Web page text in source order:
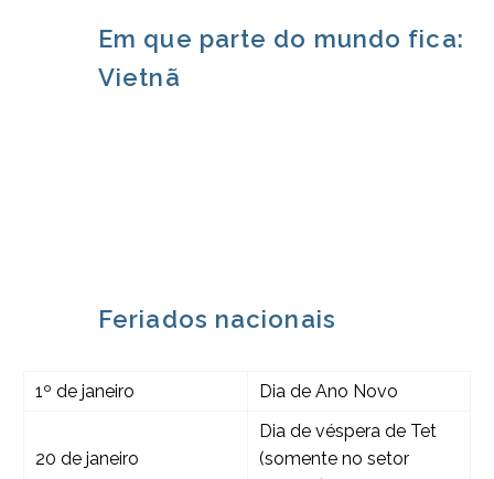
Em que parte do mundo fica:
Vietnã
Feriados nacionais
1º de janeiro Dia de Ano Novo
20 de janeiro
Dia de véspera de Tet
(somente no setor